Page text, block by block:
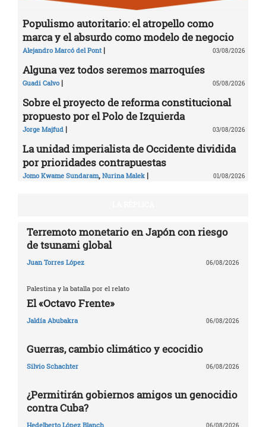
Populismo autoritario: el atropello como
marca y el absurdo como modelo de negocio
Alejandro Marcó del Pont | 03/08/2026
Alguna vez todos seremos marroquíes
Guadi Calvo | 05/08/2026
Sobre el proyecto de reforma constitucional
propuesto por el Polo de Izquierda
Jorge Majfud | 03/08/2026
La unidad imperialista de Occidente dividida
por prioridades contrapuestas
Jomo Kwame Sundaram, Nurina Malek | 01/08/2026
Terremoto monetario en Japón con riesgo
de tsunami global
Juan Torres López 06/08/2026
Palestina y la batalla por el relato
El «Octavo Frente»
Jaldía Abubakra 06/08/2026
Guerras, cambio climático y ecocidio
Silvio Schachter 06/08/2026
¿Permitirán gobiernos amigos un genocidio
contra Cuba?
Hedelberto López Blanch